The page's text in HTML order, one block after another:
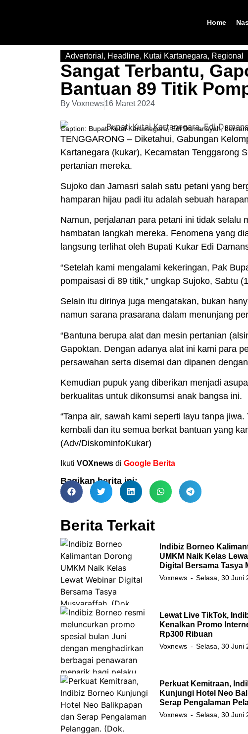
Home
Advertorial , Headline, Kutai Kartanegara, Regional
Sangat Terbantu,
Bantuan 89 Titik
By Voxnews16 Maret 2024
Caption: Bupati Kutai Kartanegara, Edi Damansyah,
TENGGARONG – Diketahui, Gabungan
Kartanegara (kukar), Kecamatan Tenggarong
pertanian mereka.
Sujoko dan Jamasri salah satu petani yang
hamparan hijau padi itu adalah sebuah
Namun, perjalanan para petani ini tidak selalu
hambatan langkah mereka. Fenomena yang
langsung terlihat oleh Bupati Kukar Edi
“Setelah kami mengalami kekeringan, Pak
pompaisasi di 89 titik,” ungkap Sujoko, Sabtu
Selain itu dirinya juga mengatakan, bukan
namun sarana prasarana dalam menunjang
“Bantuna berupa alat dan mesin pertanian (
Gapoktan. Dengan adanya alat ini kami para
persawahan serta disemai dan dipanen
Kemudian pupuk yang diberikan menjadi
berkualitas untuk dikonsumsi anak bangsa ini.
“Tanpa air, sawah kami seperti layu tanpa
kembali dan itu semua berkat bantuan yang
(Adv/DiskominfoKukar)
Ikuti VOXnews di Google Berita
Bagikan berita ini:
Berita Terkait
Indibiz Borneo
UMKM Naik Kelas
Digital Bersama Tasya
Voxnews Selasa, 30 Juni
Lewat Live TikTok,
Kenalkan Promo
Rp300 Ribuan
Voxnews Selasa, 30 Juni
Perkuat Kemitraan,
Kunjungi Hotel Neo
Serap Pengalaman
Voxnews Selasa, 30 Juni